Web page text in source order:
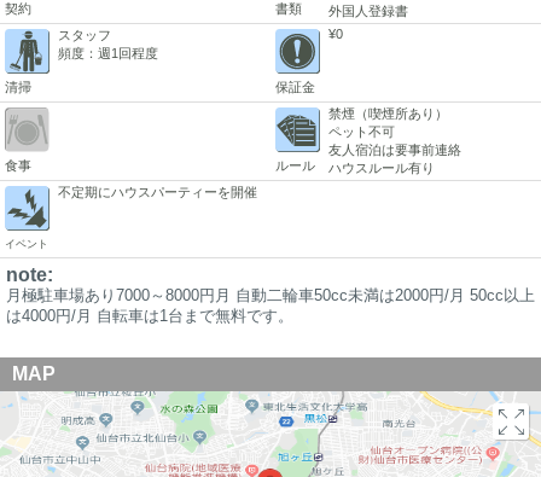
契約 書類 外国人登録書
清掃
スタッフ
頻度：週1回程度
保証金
¥0
食事 ルール
禁煙（喫煙所あり）
ペット不可
友人宿泊は要事前連絡
ハウスルール有り
イベント
不定期にハウスパーティーを開催
note:
月極駐車場あり7000～8000円月 自動二輪車50cc未満は2000円/月 50cc以上
は4000円/月 自転車は1台まで無料です。
MAP